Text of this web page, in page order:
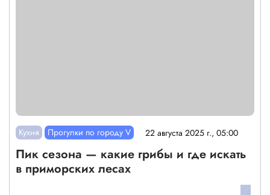
Кухня Прогулки по городу V 22 августа 2025 г., 05:00
Пик сезона — какие грибы и где искать
в приморских лесах